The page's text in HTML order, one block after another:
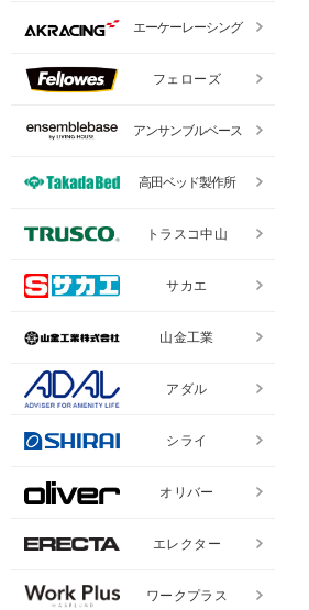
エーケーレーシング
フェローズ
アンサンブルベース
高田ベッド製作所
トラスコ中山
サカエ
山金工業
アダル
シライ
オリバー
エレクター
ワークプラス